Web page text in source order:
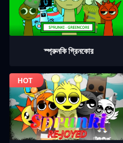
স্প্রুনকি গ্রিনকোর